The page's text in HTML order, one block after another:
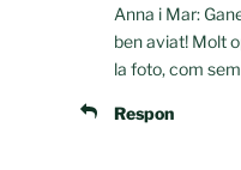
Anna i Mar:
ben aviat! Molt
la foto, com
Respon